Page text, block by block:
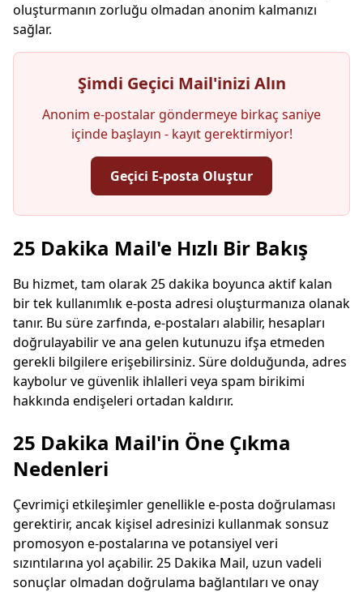
oluşturmanın zorluğu olmadan anonim kalmanızı
sağlar.
Şimdi Geçici Mail'inizi Alın
Anonim e-postalar göndermeye birkaç saniye
içinde başlayın - kayıt gerektirmiyor!
Geçici E-posta Oluştur
Geçici E-posta Adresiniz:
Kopyala QR
Sonraki yenileme15saniye içinde
Gönderen Konu
25 Dakika Mail'e Hızlı Bir Bakış
Bu hizmet, tam olarak 25 dakika boyunca aktif kalan
bir tek kullanımlık e-posta adresi oluşturmanıza olanak
tanır. Bu süre zarfında, e-postaları alabilir, hesapları
doğrulayabilir ve ana gelen kutunuzu ifşa etmeden
gerekli bilgilere erişebilirsiniz. Süre dolduğunda, adres
kaybolur ve güvenlik ihlalleri veya spam birikimi
hakkında endişeleri ortadan kaldırır.
25 Dakika Mail'in Öne Çıkma
Nedenleri
Çevrimiçi etkileşimler genellikle e-posta doğrulaması
gerektirir, ancak kişisel adresinizi kullanmak sonsuz
promosyon e-postalarına ve potansiyel veri
sızıntılarına yol açabilir. 25 Dakika Mail, uzun vadeli
sonuçlar olmadan doğrulama bağlantıları ve onay